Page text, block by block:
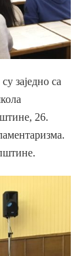
заједно са
26.